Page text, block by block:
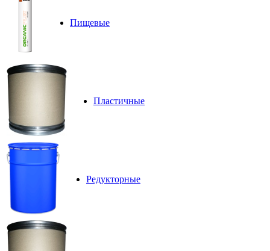
Пищевые
Пластичные
Редукторные